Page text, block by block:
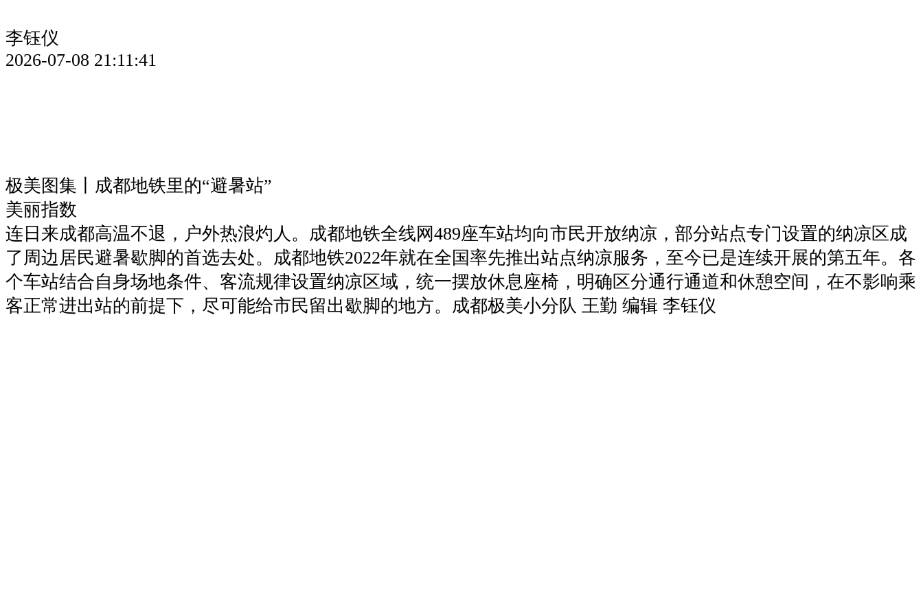
李钰仪
2026-07-08 21:11:41
极美图集丨成都地铁里的“避暑站”
美丽指数
连日来成都高温不退，户外热浪灼人。成都地铁全线网489座车站均向市民开放纳凉，部分站点专门设置的纳凉区成
了周边居民避暑歇脚的首选去处。成都地铁2022年就在全国率先推出站点纳凉服务，至今已是连续开展的第五年。各
个车站结合自身场地条件、客流规律设置纳凉区域，统一摆放休息座椅，明确区分通行通道和休憩空间，在不影响乘
客正常进出站的前提下，尽可能给市民留出歇脚的地方。成都极美小分队 王勤 编辑 李钰仪